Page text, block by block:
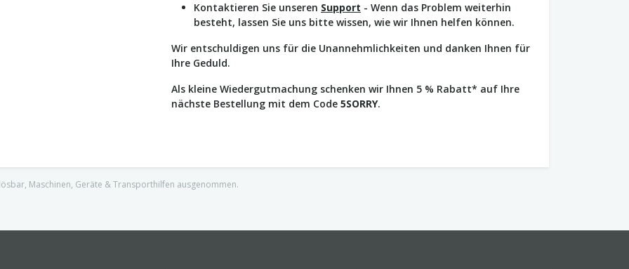
Kontaktieren Sie unseren Support - Wenn das Problem weiterhin
besteht, lassen Sie uns bitte wissen, wie wir Ihnen helfen können.
Wir entschuldigen uns für die Unannehmlichkeiten und danken Ihnen für
Ihre Geduld.
Als kleine Wiedergutmachung schenken wir Ihnen 5 % Rabatt* auf Ihre
nächste Bestellung mit dem Code 5SORRY.
Maschinen, Geräte & Transporthilfen ausgenommen.